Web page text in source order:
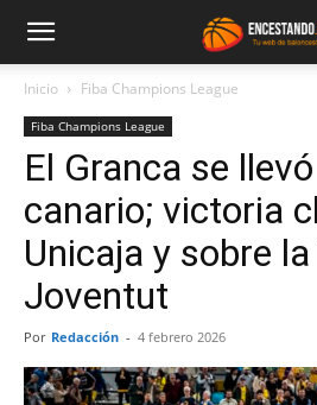
Inicio Fiba Champions League
Fiba Champions League
El Granca se
canario; victoria
Unicaja y sobre
Joventut
Por Redacción - 4 febrero 2026